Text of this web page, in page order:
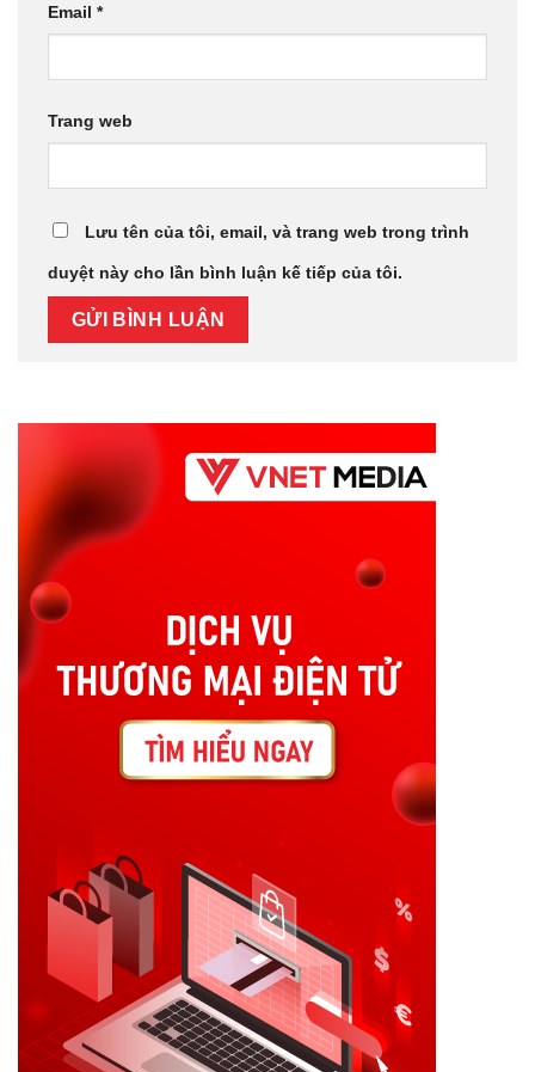
Email *
Trang web
Lưu tên của tôi, email, và trang web trong trình
duyệt này cho lần bình luận kế tiếp của tôi.